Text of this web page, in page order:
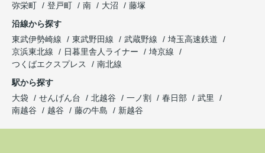
弥栄町
登戸町 南 大沼
藤塚
沿線から探す
東武伊勢崎線
東武野田線 武蔵野線
埼玉高速鉄道
京浜東北線
日暮里舎人ライナー
埼京線
つくばエクスプレス
南北線
駅から探す
大袋
せんげん台 北越谷 一ノ割 春日部
武里
南越谷
越谷 藤の牛島 新越谷